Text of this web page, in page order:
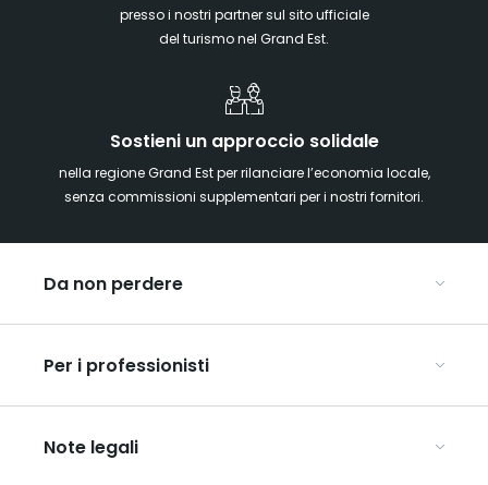
presso i nostri partner sul sito ufficiale
del turismo nel Grand Est.
Sostieni un approccio solidale
nella regione Grand Est per rilanciare l’economia locale,
senza commissioni supplementari per i nostri fornitori.
Da non perdere
Alsazia
Ardenne
Champagne
Per i professionisti
Organizzate il vostro viaggio di gruppo
Note legali